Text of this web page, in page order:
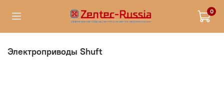
0
Электроприводы Shuft